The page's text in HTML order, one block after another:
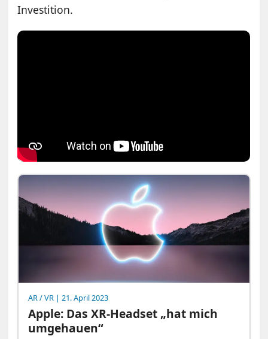
Investition.
AR / VR | 21. April 2023
Apple: Das XR-Headset „hat mich
umgehauen“